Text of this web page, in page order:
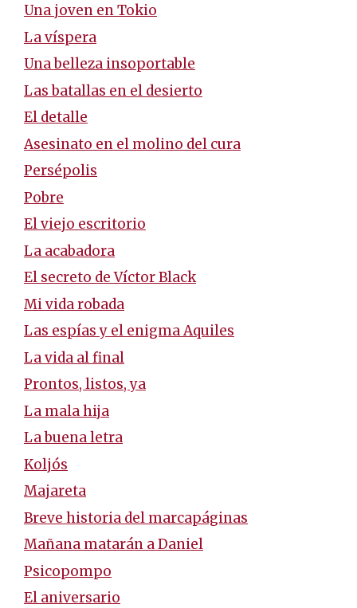
Una joven en Tokio
La víspera
Una belleza insoportable
Las batallas en el desierto
El detalle
Asesinato en el molino del cura
Persépolis
Pobre
El viejo escritorio
La acabadora
El secreto de Víctor Black
Mi vida robada
Las espías y el enigma Aquiles
La vida al final
Prontos, listos, ya
La mala hija
La buena letra
Koljós
Majareta
Breve historia del marcapáginas
Mañana matarán a Daniel
Psicopompo
El aniversario